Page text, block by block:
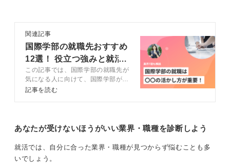
いずれの段階でも、プレイングマネジャーとして成果を
出し続けることが求められる場面が多いでしょう。その
ためにも、学生時代から自分で仮説を立て、検証し、ア
ウトプットする習慣を鍛えておくことが、高収入キャリ
アへの近道となることを覚えておきましょう。
関連記事
国際学部の就職先おすすめ
12選！ 役立つ強みと就活
のコツも解説
この記事では、国際学部の就職先が
気になる人に向けて、国際学部が活
躍しやすい業界や職種を解説してい
就活で悩んでいる人は参考にしてく
ださい。
記事を読む
あなたが受けないほうがいい業界・職種を診断しよう
就活では、自分に合った業界・職種が見つからず悩むことも多
いでしょう。